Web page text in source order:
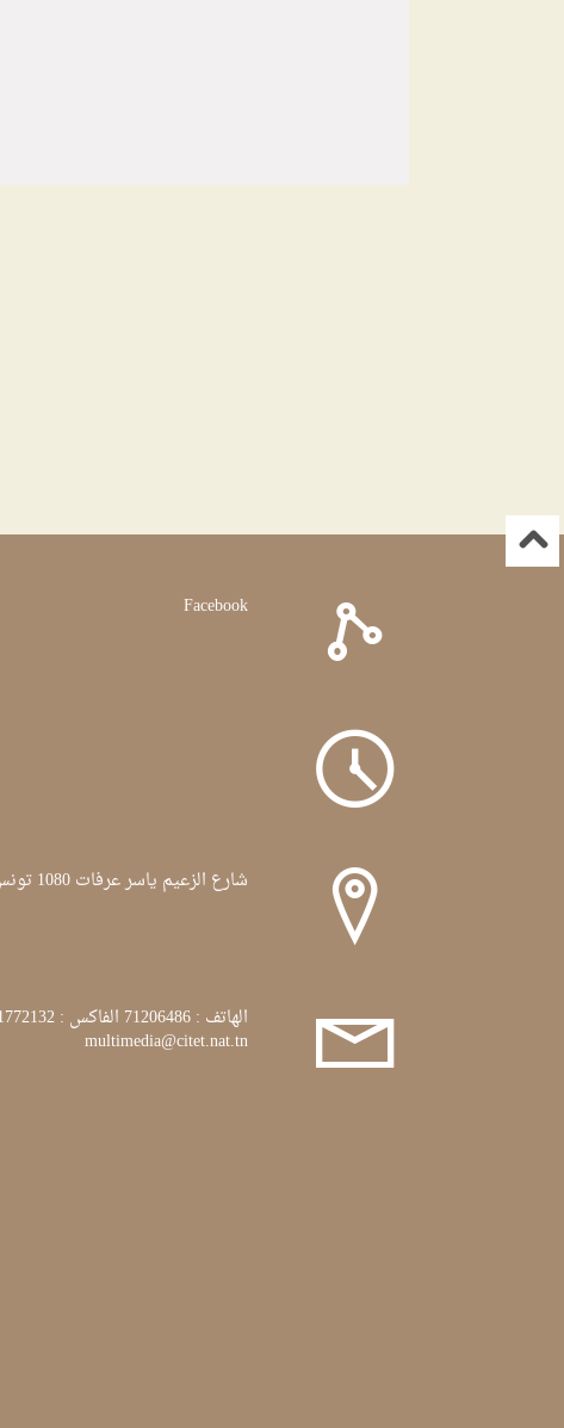
Facebook
شارع الزعيم ياسر عرفات 1080 تونس
الهاتف : 71206486 الفاكس : 71772132
multimedia@citet.nat.tn